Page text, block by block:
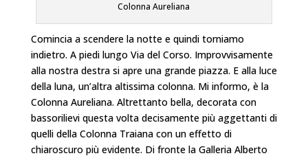
Colonna Aureliana
Comincia a scendere la notte e quindi torniamo
indietro. A piedi lungo Via del Corso. Improvvisamente
alla nostra destra si apre una grande piazza. E alla luce
della luna, un’altra altissima colonna. Mi informo, è la
Colonna Aureliana. Altrettanto bella, decorata con
bassorilievi questa volta decisamente più aggettanti di
quelli della Colonna Traiana con un effetto di
chiaroscuro più evidente. Di fronte la Galleria Alberto